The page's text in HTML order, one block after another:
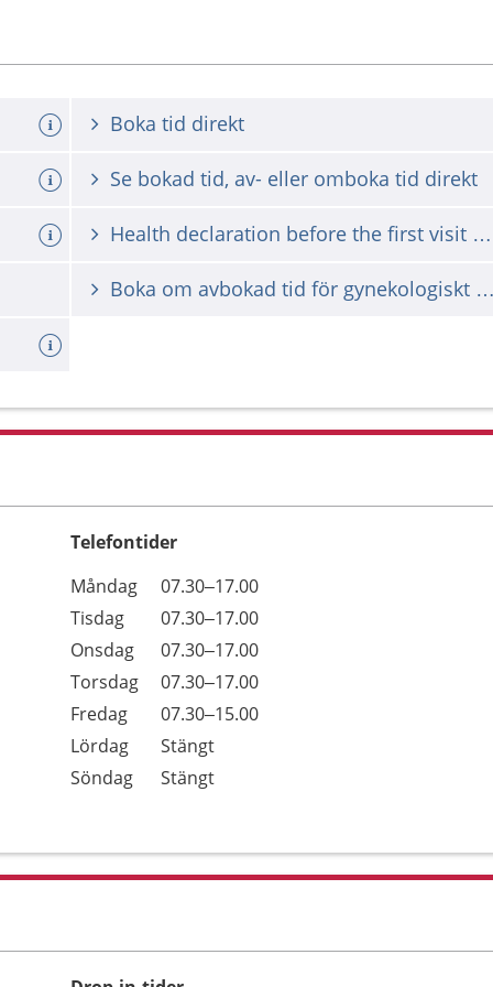
Boka tid direkt
Se bokad tid, av- eller omboka tid direkt
Health declaration before the first visit during pregnancy
Boka om avbokad tid för
Telefontider
Dag
Öppettider
Kommentarer
Måndag
07.30–17.00
Tisdag
07.30–17.00
Onsdag
07.30–17.00
Torsdag
07.30–17.00
Fredag
07.30–15.00
Lördag
Stängt
Söndag
Stängt